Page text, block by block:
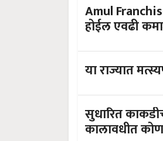
Amul
होईल एवढी
या राज्यात
सुधारित
कालावधीत